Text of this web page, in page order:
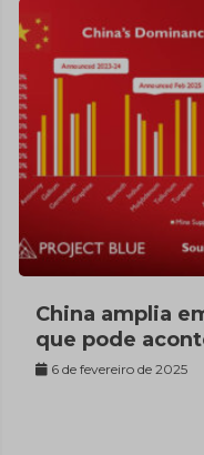
China amplia
que pode
6 de fevereiro de 2025